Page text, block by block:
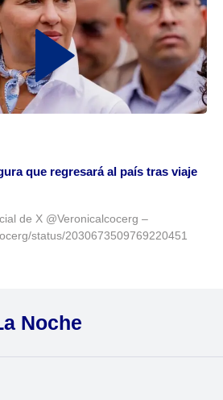
que regresará al país tras viaje
de X @Veronicalcocerg –
status/2030673509769220451
Noche